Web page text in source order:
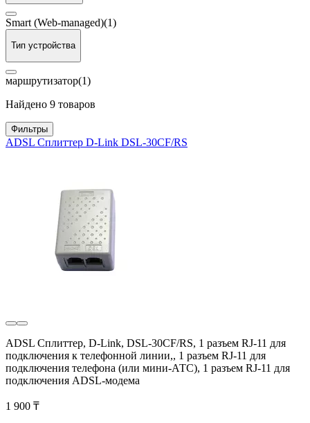
Smart (Web-managed)(1)
Тип устройства
маршрутизатор(1)
Найдено 9 товаров
Фильтры
ADSL Сплиттер D-Link DSL-30CF/RS
ADSL Сплиттер, D-Link, DSL-30CF/RS, 1 разъем RJ-11 для
подключения к телефонной линии,, 1 разъем RJ-11 для
подключения телефона (или мини-АТС), 1 разъем RJ-11 для
подключения ADSL-модема
1 900 ₸